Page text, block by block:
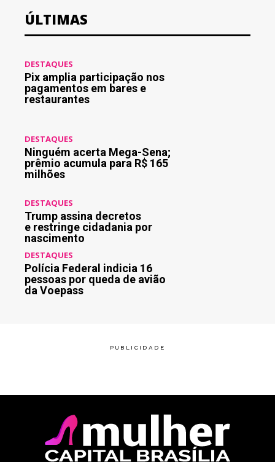
ÚLTIMAS
DESTAQUES
Pix amplia participação nos
pagamentos em bares e
restaurantes
DESTAQUES
Ninguém acerta Mega-Sena;
prêmio acumula para R$ 165
milhões
DESTAQUES
Trump assina decretos
e restringe cidadania por
nascimento
DESTAQUES
Polícia Federal indicia 16
pessoas por queda de avião
da Voepass